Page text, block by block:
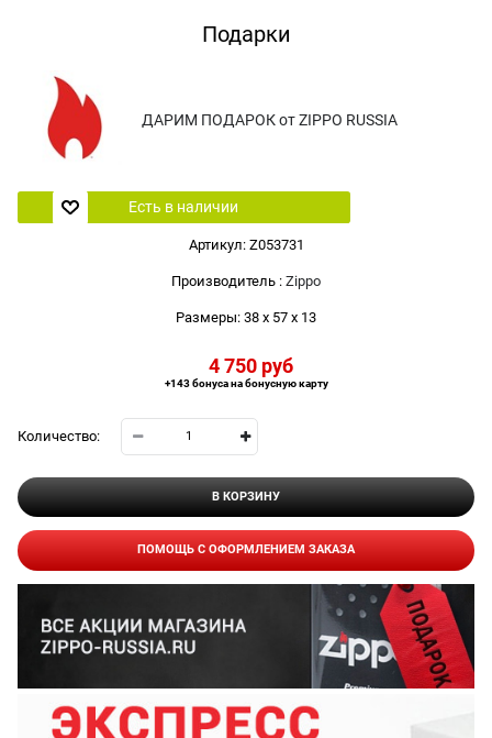
Подарки
ДАРИМ ПОДАРОК от ZIPPO RUSSIA
Есть в наличии
Артикул: Z053731
Производитель : Zippo
Размеры: 38 x 57 x 13
4 750 руб
+143 бонуса на бонусную карту
Количество:
В КОРЗИНУ
ПОМОЩЬ С ОФОРМЛЕНИЕМ ЗАКАЗА